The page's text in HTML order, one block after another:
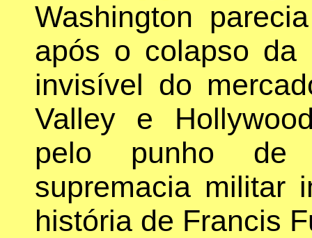
Washington
após o colapso da
invisível do
Valley e
pelo punho de
supremacia militar
história de Francis